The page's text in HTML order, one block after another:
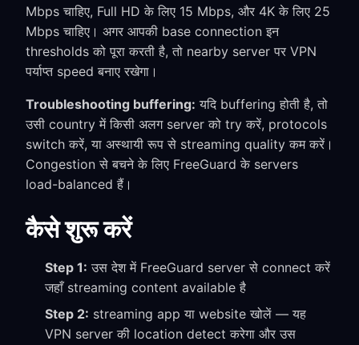
Mbps चाहिए, Full HD के लिए 15 Mbps, और 4K के लिए 25
Mbps चाहिए। अगर आपकी base connection इन
thresholds को पूरा करती है, तो nearby server पर VPN
पर्याप्त speed बनाए रखेगा।
Troubleshooting buffering: यदि buffering होती है, तो
उसी country में किसी अलग server को try करें, protocols
switch करें, या अस्थायी रूप से streaming quality कम करें।
Congestion से बचने के लिए FreeGuard के servers
load-balanced हैं।
कैसे शुरू करें
Step 1: उस देश में FreeGuard server से connect करें
जहाँ streaming content available है
Step 2: streaming app या website खोलें — यह
VPN server की location detect करेगा और उस